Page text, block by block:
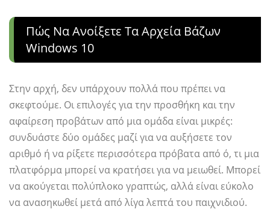
Πώς Να Ανοίξετε Τα Αρχεία Βάζων
Windows 10
Στην αρχή, δεν υπάρχουν πολλά που πρέπει να
σκεφτούμε. Οι επιλογές για την προσθήκη και την
αφαίρεση προβάτων από μια ομάδα είναι μικρές:
συνδυάστε δύο ομάδες μαζί για να αυξήσετε τον
αριθμό ή να ρίξετε περισσότερα πρόβατα από ό, τι μια
πλατφόρμα μπορεί να κρατήσει για να μειωθεί. Μπορεί
να ακούγεται πολύπλοκο γραπτώς, αλλά είναι εύκολο
να ανασηκωθεί μετά από λίγα λεπτά του παιχνιδιού.